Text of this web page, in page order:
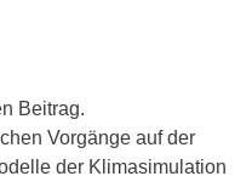
Beitrag.
Vorgänge auf der
der Klimasimulation